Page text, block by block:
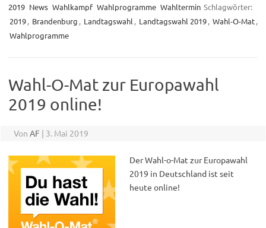
2019 News Wahlkampf Wahlprogramme Wahltermin Schlagwörter:
2019, Brandenburg , Landtagswahl , Landtagswahl 2019, Wahl-O-Mat,
Wahlprogramme
Wahl-O-Mat zur Europawahl
2019 online!
Von AF | 3. Mai 2019
Der Wahl-o-Mat zur Europawahl
2019 in Deutschland ist seit
heute online!